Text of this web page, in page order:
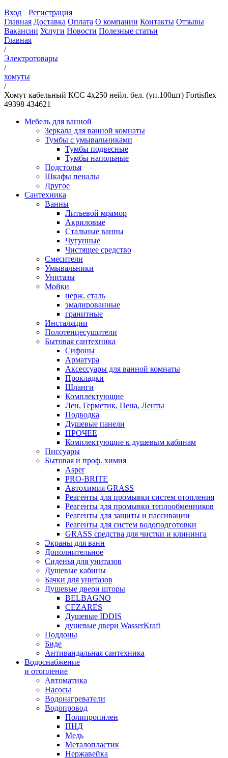
Вход
Регистрация
Главная Доставка Оплата О компании Контакты Отзывы
Вакансии Услуги Новости Полезные статьи
Главная
/
Электротовары
/
хомуты
/
Хомут кабельный КСС 4х250 нейл. бел. (уп.100шт) Fortisflex
49398 434621
Мебель для ванной
Зеркала для ванной комнаты
Тумбы с умывальниками
Тумбы подвесные
Тумбы напольные
Подстолья
Шкафы пеналы
Другое
Сантехника
Ванны
Литьевой мрамор
Акриловые
Стальные ванны
Чугунные
Чистящее средство
Смесители
Умывальники
Унитазы
Мойки
нерж. сталь
эмалированные
гранитные
Инсталяции
Полотенцесушители
Бытовая сантехника
Сифоны
Арматура
Аксессуары для ванной комнаты
Прокладки
Шланги
Комплектующие
Лен, Герметик, Пена, Ленты
Подводка
Душевые панели
ПРОЧЕЕ
Комплектующие к душевым кабинам
Писсуары
Бытовая и проф. химия
Asper
PRO-BRITE
Автохимия GRASS
Реагенты для промывки систем отопления
Реагенты для промывки теплообменников
Реагенты для защиты и пассивации
Реагенты для систем водоподготовки
GRASS средства для чистки и клининга
Экраны для ванн
Дополнительное
Сиденья для унитазов
Душевые кабины
Бачки для унитазов
Душевые двери шторы
BELBAGNO
CEZARES
Душевые IDDIS
душевые двери WasserKraft
Поддоны
Биде
Антивандальная сантехника
Водоснабжение
и отопление
Автоматика
Насосы
Водонагреватели
Водопровод
Полипропилен
ПНД
Медь
Металопластик
Нержавейка